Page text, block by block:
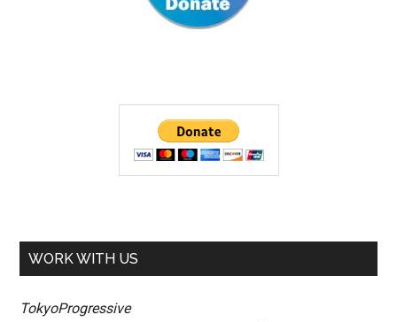
WORK WITH US
TokyoProgressive